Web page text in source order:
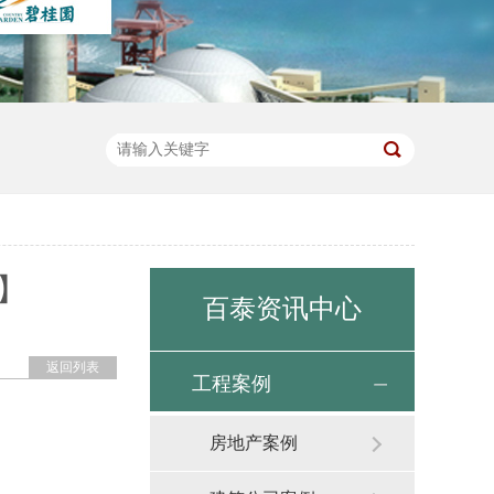
返回列表
百泰资讯中心
工程案例
房地产案例